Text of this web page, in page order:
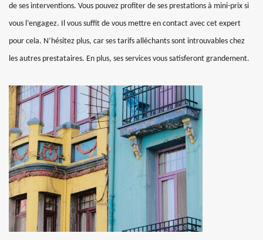
de ses interventions. Vous pouvez profiter de ses prestations à mini-prix si
vous l’engagez. Il vous suffit de vous mettre en contact avec cet expert
pour cela. N’hésitez plus, car ses tarifs alléchants sont introuvables chez
les autres prestataires. En plus, ses services vous satisferont grandement.